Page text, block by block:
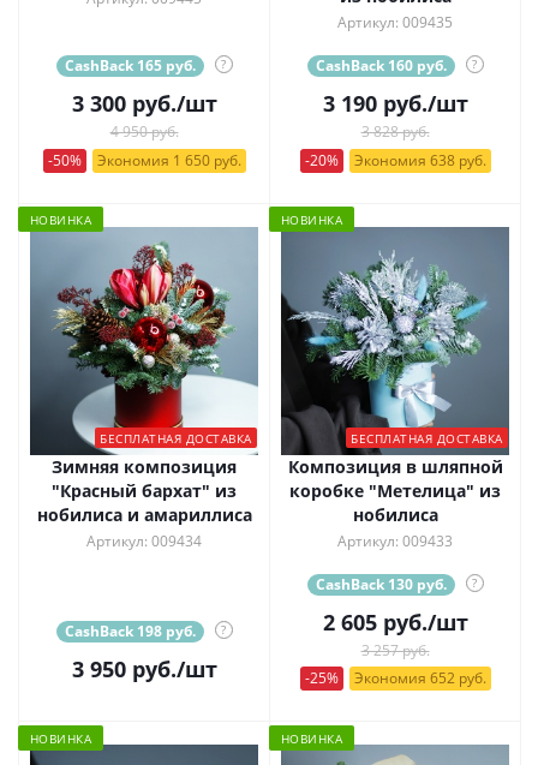
CashBack 165 руб. ?
3 300руб./шт
4 950 руб.
-50%
Экономия 1 650 руб.
Артикул: 009435
CashBack 160 руб. ?
3 190руб./шт
3 828 руб.
-20%
Экономия 638 руб.
НОВИНКА
БЕСПЛАТНАЯ ДОСТАВКА
Зимняя композиция
"Красный бархат" из
нобилиса и амариллиса
Артикул: 009434
CashBack 198 руб. ?
3 950руб./шт
НОВИНКА
БЕСПЛАТНАЯ ДОСТАВКА
Композиция в шляпной
коробке "Метелица" из
нобилиса
Артикул: 009433
CashBack 130 руб. ?
2 605руб./шт
3 257 руб.
-25%
Экономия 652 руб.
НОВИНКА НОВИНКА